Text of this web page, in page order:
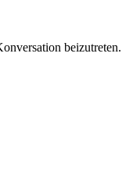
beizutreten.